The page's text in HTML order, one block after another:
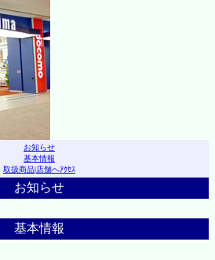
お知らせ
基本情報
取扱商品|店舗へｱｸｾｽ
お知らせ
基本情報